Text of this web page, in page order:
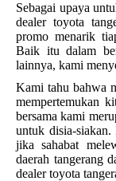
Sebagai upaya
dealer toyota
promo menarik
Baik itu dalam
lainnya, kami
Kami tahu bahwa
mempertemukan
bersama kami
untuk disia-siakan.
jika sahabat
daerah tangerang
dealer toyota